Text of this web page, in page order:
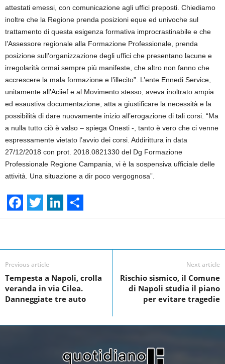
attestati emessi, con comunicazione agli uffici preposti. Chiediamo
inoltre che la Regione prenda posizioni eque ed univoche sul
trattamento di questa esigenza formativa improcrastinabile e che
l’Assessore regionale alla Formazione Professionale, prenda
posizione sull’organizzazione degli uffici che presentano lacune e
irregolarità ormai sempre più manifeste, che altro non fanno che
accrescere la mala formazione e l’illecito”. L’ente Ennedi Service,
unitamente all’Aciief e al Movimento stesso, aveva inoltrato ampia
ed esaustiva documentazione, atta a giustificare la necessità e la
possibilità di dare nuovamente inizio all’erogazione di tali corsi. “Ma
a nulla tutto ciò è valso – spiega Onesti -, tanto è vero che ci venne
espressamente vietato l’avvio dei corsi. Addirittura in data
27/12/2018 con prot. 2018.0821330 del Dg Formazione
Professionale Regione Campania, vi è la sospensiva ufficiale delle
attività. Una situazione a dir poco vergognosa”.
F
c
e
b
o
k
T
i
t
t
e
L
n
k
e
d
n
S
a
e
Previous article
Tempesta a Napoli, crolla
veranda in via Cilea.
Danneggiate tre auto
Next article
Rischio sismico, il Comune
di Napoli studia il piano
per evitare tragedie